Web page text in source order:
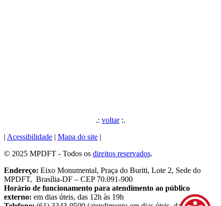
.: voltar:.
| Acessibilidade | Mapa do site |
© 2025 MPDFT - Todos os direitos reservados.
Endereço: Eixo Monumental, Praça do Buriti, Lote 2, Sede do
MPDFT, Brasília-DF – CEP 70.091-900
Horário de funcionamento para atendimento ao público
externo: em dias úteis, das 12h às 19h